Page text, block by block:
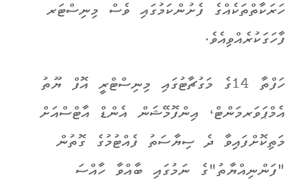
ހަރަކާތްތަކެއްގެ ފެށުންކަމުގައި ވެސް މިނިސްޓަރ
ފާހަގަކުރެއްވިއެވެ.
ހަފްތާ 14ގެ މަގުޗާޓުގައި މިނިސްޓްރީ އޮފް ޔޫތު
އެމްޕަވަރމަންޓް، އިންފޮމޭޝަން އެންޑް އާޓްސްއަށް
މަތިކޮށްފައިވާ ދެ ސިޔާސަތު ފެއްޓުމުގެ ގޮތުން
"ފަންނިއްޔާތު"ގެ ނަމުގައި ބާއްވާ ހާއްސަ